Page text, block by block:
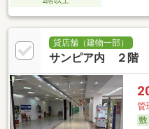
貸店舗（建物一部）
サンピア内 ２階
管